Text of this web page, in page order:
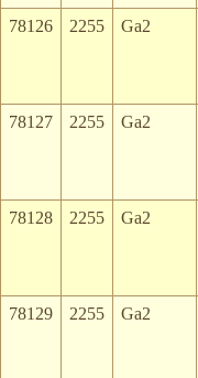
78126 2255 Ga2
78127 2255 Ga2
78128 2255 Ga2
78129 2255 Ga2